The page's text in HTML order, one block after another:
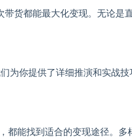
货都能最大化变现。无论是
为你提供了详细推演和实战
都能找到适合的变现途径。多